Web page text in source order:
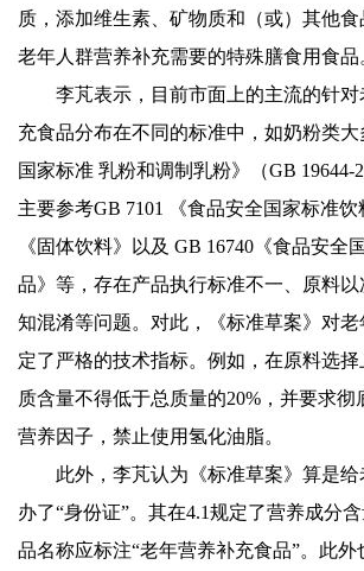
质，添加维生素、矿物质和（或）其他
老年人群营养补充需要的特殊膳食用食品
李芃表示，目前市面上的主流的针
充食品分布在不同的标准中，如奶粉类
国家标准 乳粉和调制乳粉》（GB 19644-
主要参考GB 7101 《食品安全国家标准饮
《固体饮料》以及 GB 16740《食品安全
品》等，存在产品执行标准不一、原料
知混淆等问题。对此，《标准草案》对
定了严格的技术指标。例如，在原料选
质含量不得低于总质量的20%，并要求
营养因子，禁止使用氢化油脂。
此外，李芃认为《标准草案》算是
办了“身份证”。其在4.1规定了营养成分
品名称应标注“老年营养补充食品”。此